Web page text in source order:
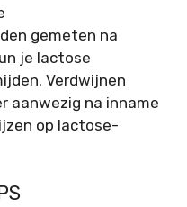
gemeten na
je lactose
Verdwijnen
aanwezig na inname
op lactose-